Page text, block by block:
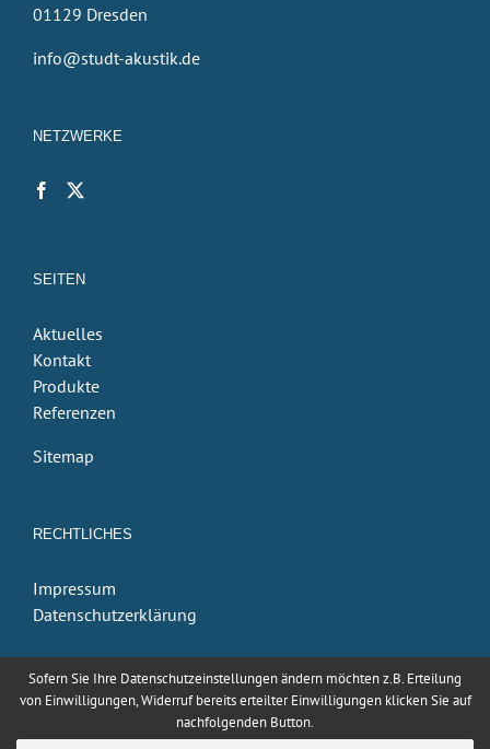
01129 Dresden
info@studt-akustik.de
NETZWERKE
SEITEN
Aktuelles
Kontakt
Produkte
Referenzen
Sitemap
RECHTLICHES
Impressum
Datenschutzerklärung
Sofern Sie Ihre Datenschutzeinstellungen ändern möchten z.B. Erteilung
von Einwilligungen, Widerruf bereits erteilter Einwilligungen klicken Sie auf
nachfolgenden Button.